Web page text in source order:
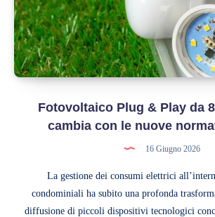
Fotovoltaico Plug & Play da
cambia con le nuove
16 Giugno 2026
La gestione dei consumi elettrici
condominiali ha subito una profonda
diffusione di piccoli dispositivi tecnologici